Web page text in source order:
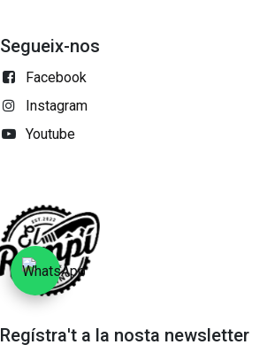
Segueix-nos
Facebook
Instagram
Youtube
Regístra't a la nosta newsletter